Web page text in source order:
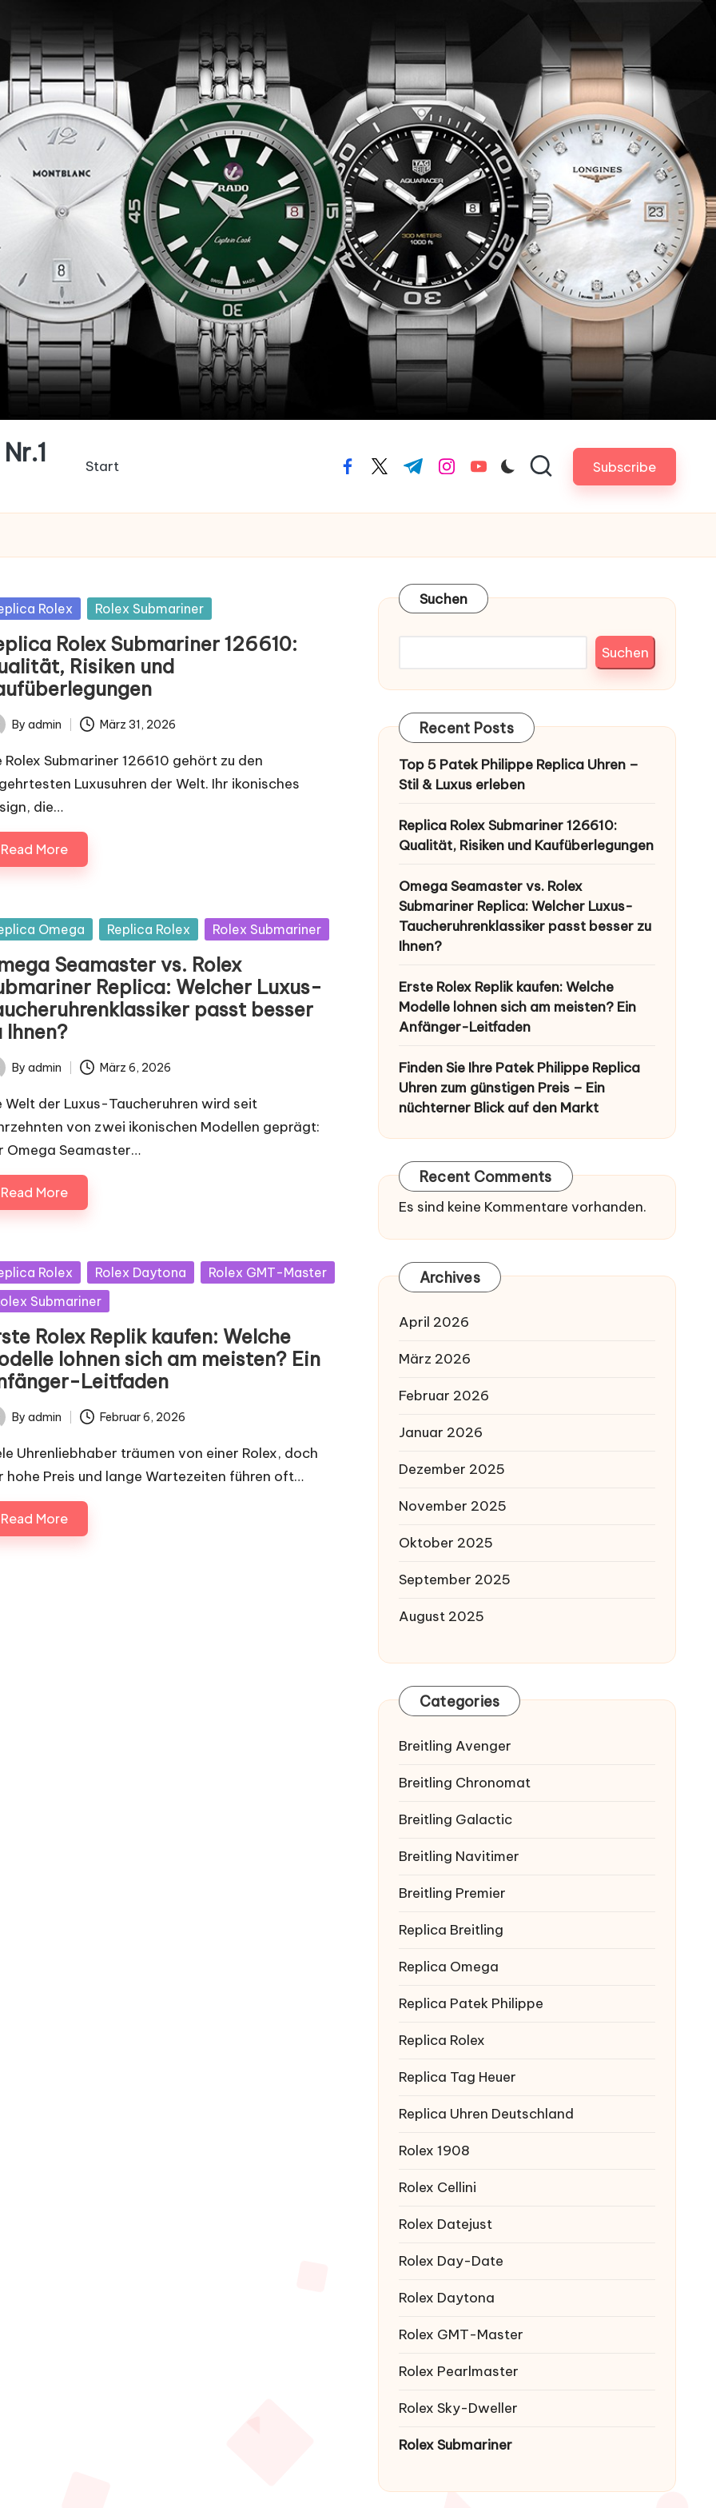
Start facebook.com
twitter.com
t.me instagram.com
youtube.com Subscribe
Rolex Rolex Submariner
Rolex Submariner 126610:
Risiken und
By admin März 31, 2026
Rolex Submariner 126610 gehört zu den
Luxusuhren der Welt. Ihr ikonisches
die…
Read More
Omega Replica Rolex Rolex Submariner
Seamaster vs. Rolex
Replica: Welcher Luxus-
passt besser
Ihnen?
By admin März 6, 2026
Welt der Luxus-Taucheruhren wird seit
von zwei ikonischen Modellen geprägt:
Omega Seamaster…
Read More
Rolex Rolex Daytona
Rolex GMT-Master
Submariner
Rolex Replik kaufen: Welche
lohnen sich am meisten? Ein
Leitfaden
By admin Februar 6, 2026
Uhrenliebhaber träumen von einer Rolex, doch
hohe Preis und lange Wartezeiten führen oft…
Read More
Suchen
Suchen
Recent Posts
Top 5 Patek Philippe Replica Uhren –
Stil & Luxus erleben
Replica Rolex Submariner 126610:
Qualität, Risiken und Kaufüberlegungen
Omega Seamaster vs. Rolex
Submariner Replica: Welcher Luxus-
Taucheruhrenklassiker passt besser zu
Ihnen?
Erste Rolex Replik kaufen: Welche
Modelle lohnen sich am meisten? Ein
Anfänger-Leitfaden
Finden Sie Ihre Patek Philippe Replica
Uhren zum günstigen Preis – Ein
nüchterner Blick auf den Markt
Recent Comments
Es sind keine Kommentare vorhanden.
Archives
April 2026
März 2026
Februar 2026
Januar 2026
Dezember 2025
November 2025
Oktober 2025
September 2025
August 2025
Categories
Breitling Avenger
Breitling Chronomat
Breitling Galactic
Breitling Navitimer
Breitling Premier
Replica Breitling
Replica Omega
Replica Patek Philippe
Replica Rolex
Replica Tag Heuer
Replica Uhren Deutschland
Rolex 1908
Rolex Cellini
Rolex Datejust
Rolex Day-Date
Rolex Daytona
Rolex GMT-Master
Rolex Pearlmaster
Rolex Sky-Dweller
Rolex Submariner